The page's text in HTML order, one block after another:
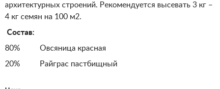
архитектурных строений. Рекомендуется высевать 3 кг –
4 кг семян на 100 м2.
Состав:
80% Овсяница красная
20% Райграс пастбищный